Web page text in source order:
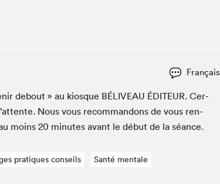
Le Salon dans ta classe
Liseur Public
Matinées scolaires Hydro-Québec
Vitrine du Festival littéraire international Metropolis
Français
debout » au kiosque BÉLIVEAU ÉDI­TEUR. Cer­
Nous vous recom­man­dons de vous ren­
moins 20 min­utes avant le début de la séance.
pratiques conseils Santé mentale